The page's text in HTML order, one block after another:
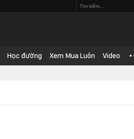
Học đường Xem Mua Luôn Video